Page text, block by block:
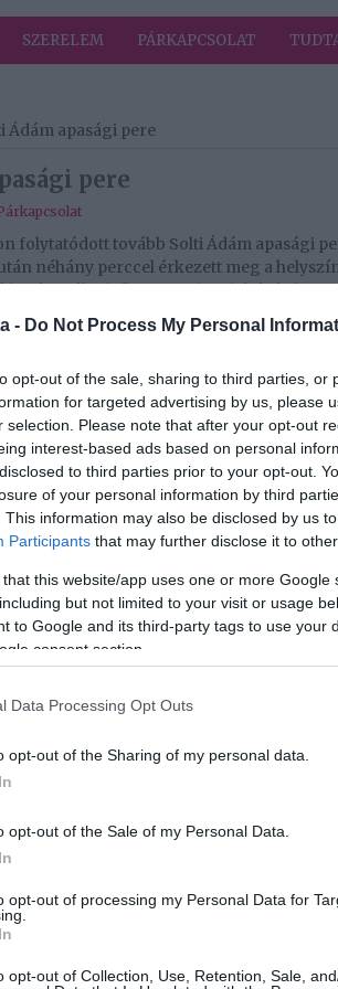
- Do Not Process My Personal
opt-out of the sale, sharing to third parties, or
for targeted advertising by us, please
selection. Please note that after your opt-out
interest-based ads based on personal
to third parties prior to your opt-out.
of your personal information by third
This information may also be disclosed by us
Participants that may further disclose it to
that this website/app uses one or more
but not limited to your visit or usage
to Google and its third-party tags to use your
consent section.
Data Processing Opt Outs
opt-out of the Sharing of my personal data.
opt-out of the Sale of my Personal Data.
opt-out of processing my Personal Data for
opt-out of Collection, Use, Retention, Sale,
SZERELEM PÁRKAPCSOLAT
Ádám apasági pere
pere
folytatódott tovább Solti Ádám apasági
néhány perccel érkezett meg a
jókedvűen ment be a bíróság
édesanyja, a felperes, valamint a hölgy
hogy két évvel ezelőtt házasságon kívüli
hogy a gyermek anyjával
Solti Bernivel, akit a házasságuk
a színész azóta sem látogatja, helyette
nem jelent meg a legutóbbi
szerint azért nem látogatja a kisfiút,
a bíróság részére benyújtottam egy
én vagyok a gyermek édesapja. (...)
azért nem tudom tartani a
tudok együttműködni" – írta akkor.